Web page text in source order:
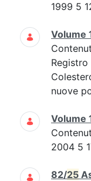
1999 5
Volume
nuove
Volume
2004 5
82/25